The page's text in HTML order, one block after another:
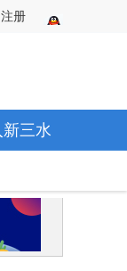
注册
新三水